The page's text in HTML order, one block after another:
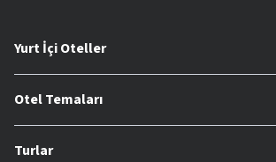
Yurt İçi Oteller
Otel Temaları
Turlar